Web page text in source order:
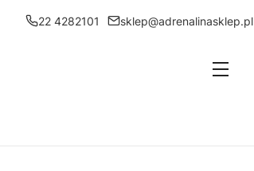
22 4282101 sklep@adrenalinasklep.pl
Menu